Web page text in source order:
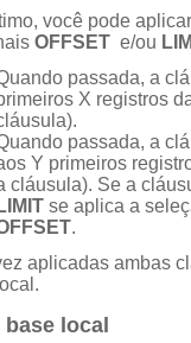
você pode
OFFSET e/ou
passada, a
X registros
passada, a
Y primeiros
cláusula). Se a
LIMIT se aplica a
.
aplicadas ambas
local